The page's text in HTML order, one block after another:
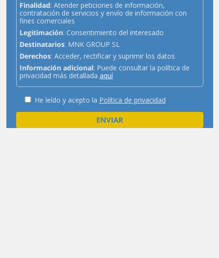
Finalidad: Atender peticiones de información,
contratación de servicios y envío de información con
fines comerciales
Legitimación: Consentimiento del interesado
Destinatarios: MNK GROUP SL
Derechos: Acceder, rectificar y suprimir los datos
Información adicional: Puede consultar la política de
privacidad más detallada aquí
He leído y acepto la Política de privacidad